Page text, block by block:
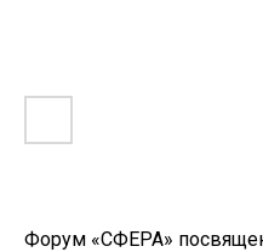
Форум «СФЕРА»
ДЕНЬ ГОРОДА